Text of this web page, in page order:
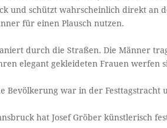
und schützt wahrscheinlich direkt an
für einen Plausch nutzen.
durch die Straßen. Die Männer
elegant gekleideten Frauen werfen
Bevölkerung war in der Festtagstracht
hat Josef Gröber künstlerisch